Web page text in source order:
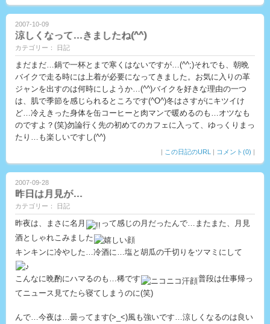
2007-10-09
涼しくなって…きましたね(^^)
カテゴリー： 日記
まだまだ…鍋で一杯とまで寒くはないですが…(^^;)それでも、朝晩
バイクで走る時には上着が必要になってきました。お気に入りの革
ジャンを出すのは何時にしようか…(^^)バイクを好きな理由の一つ
は、肌で季節を感じられるところです(^O^)冬はさすがにキツイけ
ど…冷えきった身体を缶コーヒーと肉マンで暖めるのも…オツなも
のですよ？(笑)勿論行く先の初めてのカフェに入って、ゆっくりまっ
たり…も楽しいですし(^^)
| この日記のURL | コメント(0) |
2007-09-28
昨日は月見が…
カテゴリー： 日記
昨夜は、まさに名月
って感じの月だったんで…またまた、月見
酒としゃれこみました
キンキンに冷やした…冷酒に…塩と胡瓜の千切りをツマミにして
こんなに晩酌にハマるのも…稀です
普段は仕事帰っ
てニュース見てたら寝てしまうのに(笑)
んで…今夜は…曇ってます(>_<)風も強いです…涼しくなるのは良い